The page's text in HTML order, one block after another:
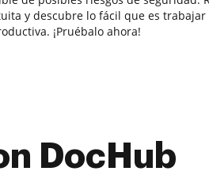
y descubre lo fácil que es trabajar
¡Pruébalo ahora!
DocHub